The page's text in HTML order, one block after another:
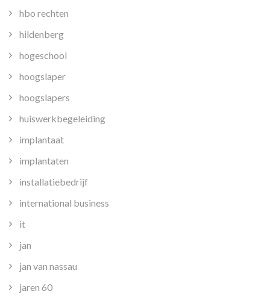
hbo rechten
hildenberg
hogeschool
hoogslaper
hoogslapers
huiswerkbegeleiding
implantaat
implantaten
installatiebedrijf
international business
it
jan
jan van nassau
jaren 60